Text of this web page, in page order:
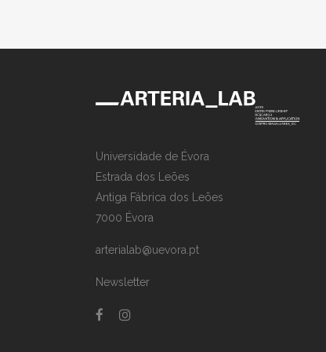
Universidade de Évora
Estrada dos Leões
Antiga Fábrica dos Leões
7000 Évora
arterialab@uevora.pt
Newsletter